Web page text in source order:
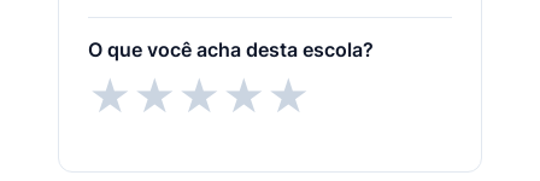
O que você acha desta escola?
★★★★★